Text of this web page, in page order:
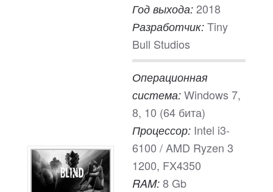
Год выхода: 2018
Разработчик: Tiny
Bull Studios
Операционная
система: Windows 7,
8, 10 (64 бита)
Процессор: Intel i3-
6100 / AMD Ryzen 3
1200, FX4350
RAM: 8 Gb